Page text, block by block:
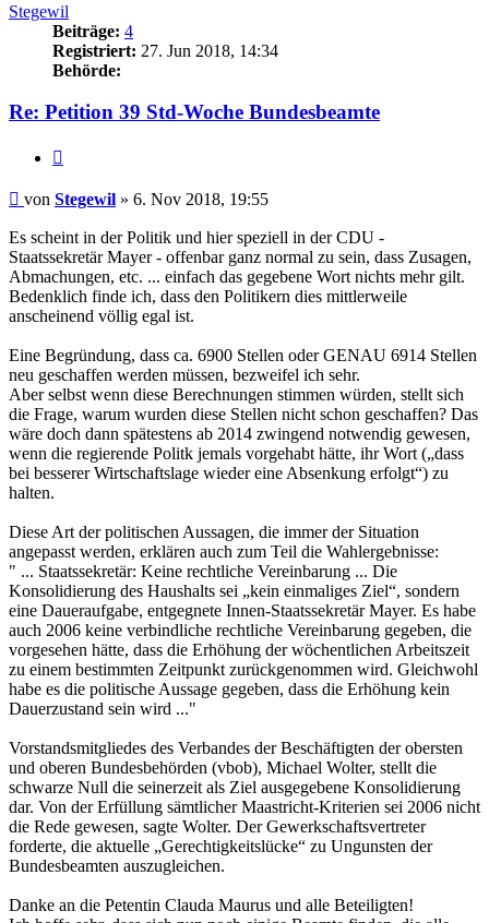
Stegewil
Beiträge: 4
Registriert: 27. Jun 2018, 14:34
Behörde:
Re: Petition 39 Std-Woche Bundesbeamte
Beitrag
von Stegewil » 6. Nov 2018, 19:55
Es scheint in der Politik und hier speziell in der CDU -
Staatssekretär Mayer - offenbar ganz normal zu sein, dass Zusagen,
Abmachungen, etc. ... einfach das gegebene Wort nichts mehr gilt.
Bedenklich finde ich, dass den Politikern dies mittlerweile
anscheinend völlig egal ist.
Eine Begründung, dass ca. 6900 Stellen oder GENAU 6914 Stellen
neu geschaffen werden müssen, bezweifel ich sehr.
Aber selbst wenn diese Berechnungen stimmen würden, stellt sich
die Frage, warum wurden diese Stellen nicht schon geschaffen? Das
wäre doch dann spätestens ab 2014 zwingend notwendig gewesen,
wenn die regierende Politk jemals vorgehabt hätte, ihr Wort („dass
bei besserer Wirtschaftslage wieder eine Absenkung erfolgt“) zu
halten.
Diese Art der politischen Aussagen, die immer der Situation
angepasst werden, erklären auch zum Teil die Wahlergebnisse:
" ... Staatssekretär: Keine rechtliche Vereinbarung ... Die
Konsolidierung des Haushalts sei „kein einmaliges Ziel“, sondern
eine Daueraufgabe, entgegnete Innen-Staatssekretär Mayer. Es habe
auch 2006 keine verbindliche rechtliche Vereinbarung gegeben, die
vorgesehen hätte, dass die Erhöhung der wöchentlichen Arbeitszeit
zu einem bestimmten Zeitpunkt zurückgenommen wird. Gleichwohl
habe es die politische Aussage gegeben, dass die Erhöhung kein
Dauerzustand sein wird ..."
Vorstandsmitgliedes des Verbandes der Beschäftigten der obersten
und oberen Bundesbehörden (vbob), Michael Wolter, stellt die
schwarze Null die seinerzeit als Ziel ausgegebene Konsolidierung
dar. Von der Erfüllung sämtlicher Maastricht-Kriterien sei 2006 nicht
die Rede gewesen, sagte Wolter. Der Gewerkschaftsvertreter
forderte, die aktuelle „Gerechtigkeitslücke“ zu Ungunsten der
Bundesbeamten auszugleichen.
Danke an die Petentin Clauda Maurus und alle Beteiligten!